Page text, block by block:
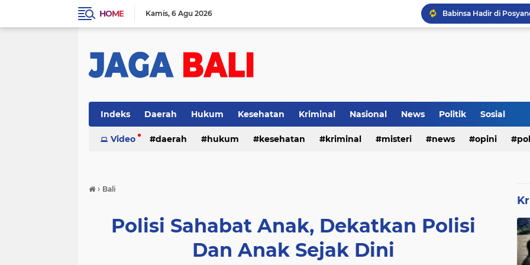
HOME Kamis 6 Agu 2026
Pencegahan DBD Perlu
Indeks Daerah Hukum Kesehatan Kriminal Nasional News Politik Sosial
Video daerah hukum kesehatan kriminal misteri news opini
› Bali
Polisi Sahabat Anak, Dekatkan Polisi
Dan Anak Sejak Dini